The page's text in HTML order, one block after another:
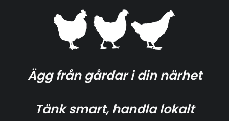
Ägg från gårdar i din närhet
Tänk smart, handla lokalt